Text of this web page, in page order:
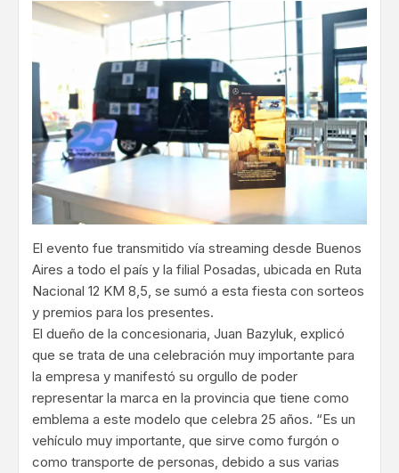
El evento fue transmitido vía streaming desde Buenos
Aires a todo el país y la filial Posadas, ubicada en Ruta
Nacional 12 KM 8,5, se sumó a esta fiesta con sorteos
y premios para los presentes.
El dueño de la concesionaria, Juan Bazyluk, explicó
que se trata de una celebración muy importante para
la empresa y manifestó su orgullo de poder
representar la marca en la provincia que tiene como
emblema a este modelo que celebra 25 años. “Es un
vehículo muy importante, que sirve como furgón o
como transporte de personas, debido a sus varias